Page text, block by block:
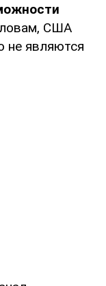
США
не являются